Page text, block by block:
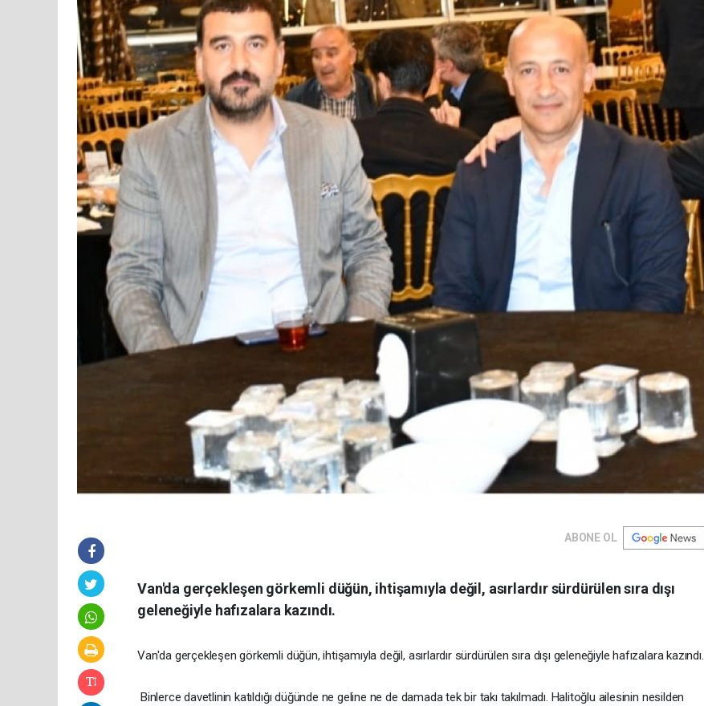
ABONE OL
Van'da gerçekleşen görkemli düğün, ihtişamıyla değil, asırlardır sürdürülen sıra dışı
geleneğiyle hafızalara kazındı.
Van'da gerçekleşen görkemli düğün, ihtişamıyla değil, asırlardır sürdürülen sıra dışı geleneğiyle hafızalara kazındı.
Binlerce davetlinin katıldığı düğünde ne geline ne de damada tek bir takı takılmadı. Halitoğlu ailesinin nesilden